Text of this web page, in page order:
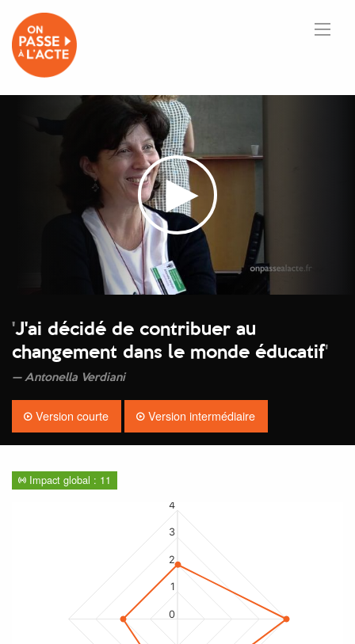
'J'ai décidé de contribuer au
changement dans le monde éducatif'
Antonella Verdiani
Version courte Version intermédiaire
Impact global : 11
0
1
2
3
4